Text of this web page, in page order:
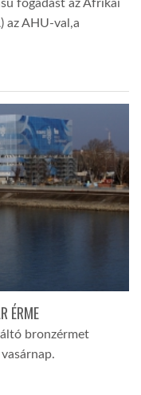
fogadást az Afrikai
az AHU-val,a
ÉRME
bronzérmet